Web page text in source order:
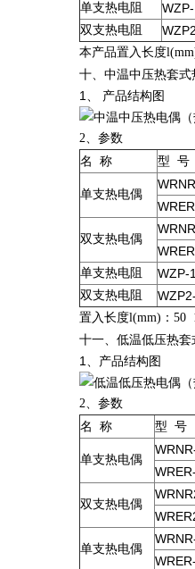
单支热电阻
双支热电阻
本产品置入长度
十、中温中压热套
1、 产品结构图
2、参数
名
称 型 号
单支热电偶
双支热电偶
单支热电阻 WZP-
双支热电阻
置入长度l(mm) ： 50
十一、低温低压热
1、产品结构图
2、参数
名
称 型 号
单支热电偶
双支热电偶
单支热电偶